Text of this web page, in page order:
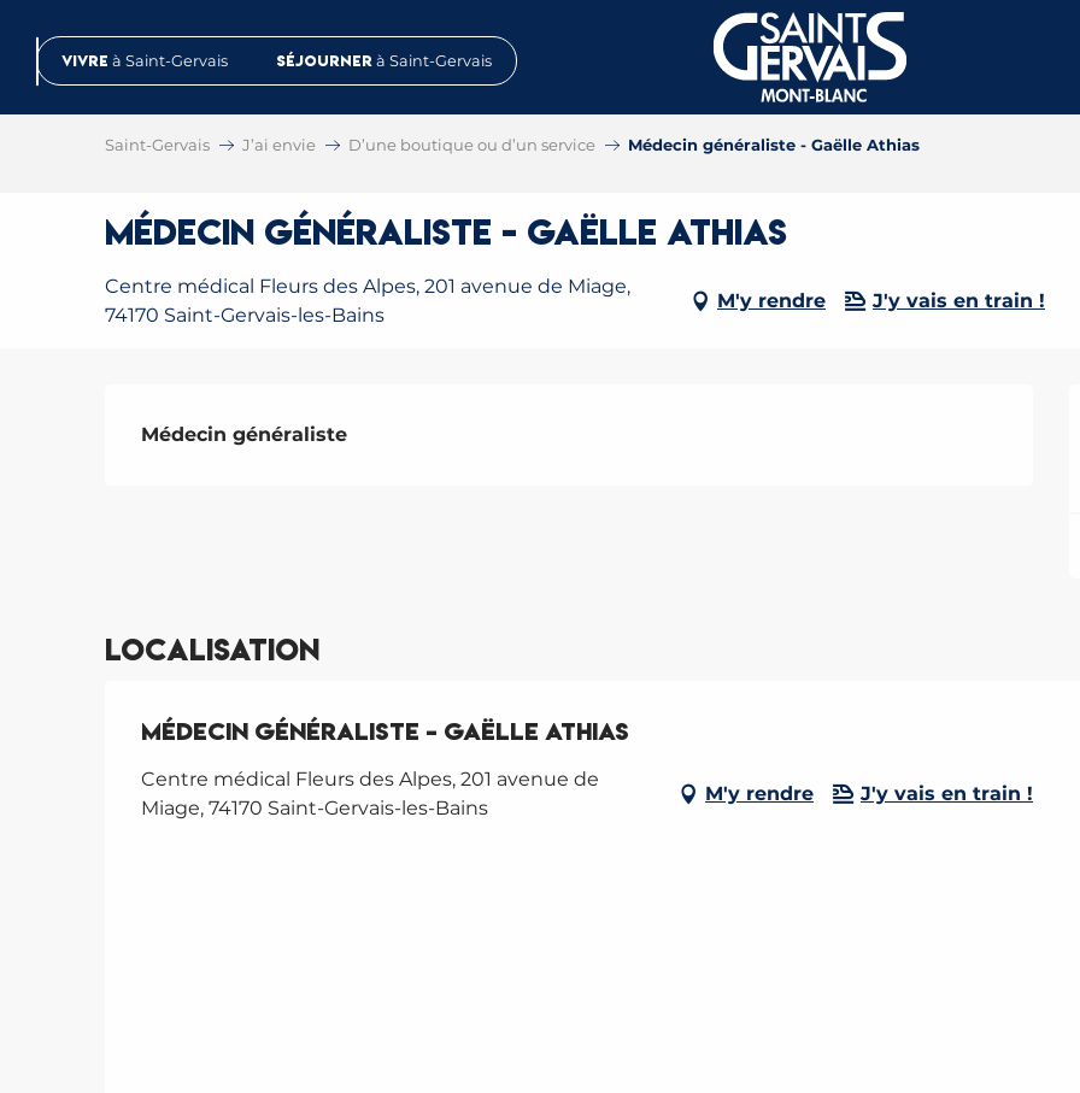
contenuVivre à Saint-Gervais Séjourner à Saint-Gervais
Saint-Gervais J’ai envie D’une boutique ou d’un service Médecin généraliste - Gaëlle Athias
Médecin généraliste - Gaëlle Athias
Centre médical Fleurs des Alpes, 201 avenue de Miage,
74170 Saint-Gervais-les-Bains
M'y rendre J'y vais en train !
Description
Médecin généraliste
Localisation
Médecin généraliste - Gaëlle Athias
Centre médical Fleurs des Alpes, 201 avenue de
Miage, 74170 Saint-Gervais-les-Bains
M'y rendre J'y vais en train !